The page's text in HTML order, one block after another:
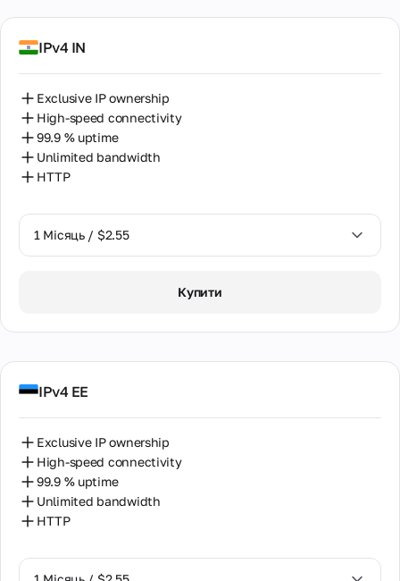
IPv4 IN
Exclusive IP ownership
High-speed connectivity
99.9 % uptime
Unlimited bandwidth
HTTP
1 Місяць / $2.55
Купити
IPv4 EE
Exclusive IP ownership
High-speed connectivity
99.9 % uptime
Unlimited bandwidth
HTTP